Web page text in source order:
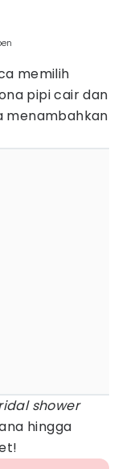
memilih
pipi cair dan
menambahkan
shower
hingga